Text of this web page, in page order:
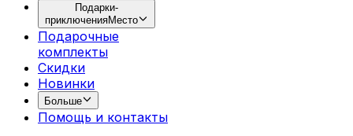
Подарки-
приключенияМесто
Подарочные
комплекты
Скидки
Новинки
Больше
Помощь и контакты